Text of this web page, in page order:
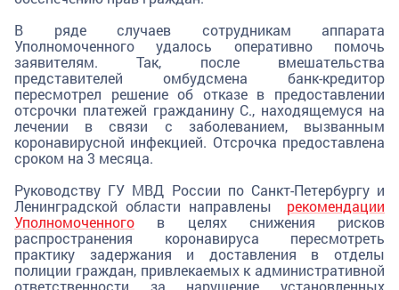
В ряде случаев сотрудникам аппарата
Уполномоченного удалось оперативно помочь
заявителям. Так, после вмешательства
представителей омбудсмена банк-кредитор
пересмотрел решение об отказе в предоставлении
отсрочки платежей гражданину С., находящемуся на
лечении в связи с заболеванием, вызванным
коронавирусной инфекцией. Отсрочка предоставлена
сроком на 3 месяца.
Руководству ГУ МВД России по Санкт-Петербургу и
Ленинградской области направлены рекомендации
Уполномоченного в целях снижения рисков
распространения коронавируса пересмотреть
практику задержания и доставления в отделы
полиции граждан, привлекаемых к административной
ответственности за нарушение установленных